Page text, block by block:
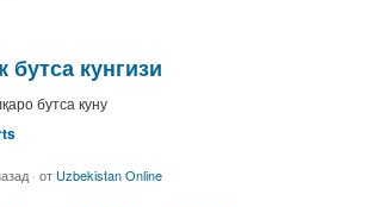
кунгизи
бутса куну
· от Uzbekistan Online